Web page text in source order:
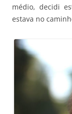
médio, decidi
estava no